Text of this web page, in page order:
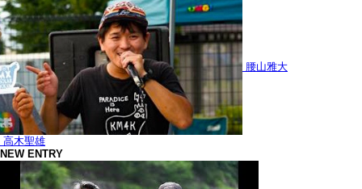
腰山雅大
高木聖雄
NEW ENTRY